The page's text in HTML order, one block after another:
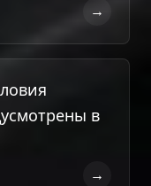
→
в
→